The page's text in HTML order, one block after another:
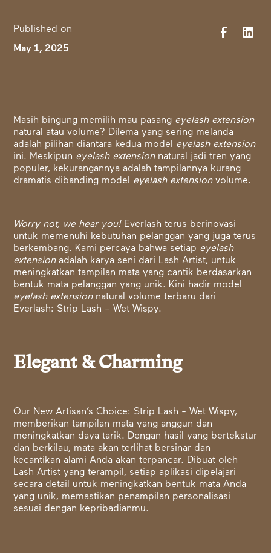
Published on
May 1, 2025
Masih bingung memilih mau pasang eyelash extension
natural atau volume? Dilema yang sering melanda
adalah pilihan diantara kedua model eyelash extension
ini. Meskipun eyelash extensionnatural jadi tren yang
populer, kekurangannya adalah tampilannya kurang
dramatis dibanding model eyelash extensionvolume.
Worry not, we hear you!Everlash terus berinovasi
untuk memenuhi kebutuhan pelanggan yang juga terus
berkembang. Kami percaya bahwa setiap eyelash
extensionadalah karya seni dari Lash Artist, untuk
meningkatkan tampilan mata yang cantik berdasarkan
bentuk mata pelanggan yang unik. Kini hadir model
eyelash extensionnatural volume terbaru dari
Everlash: Strip Lash – Wet Wispy.
Elegant & Charming
Our New Artisan’s Choice: Strip Lash - Wet Wispy,
memberikan tampilan mata yang anggun dan
meningkatkan daya tarik. Dengan hasil yang bertekstur
dan berkilau, mata akan terlihat bersinar dan
kecantikan alami Anda akan terpancar. Dibuat oleh
Lash Artist yang terampil, setiap aplikasi dipelajari
secara detail untuk meningkatkan bentuk mata Anda
yang unik, memastikan penampilan personalisasi
sesuai dengan kepribadianmu.